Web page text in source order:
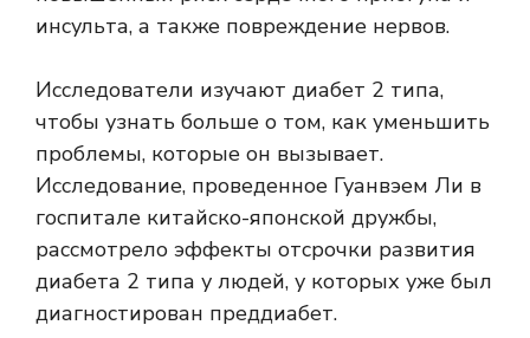
инсульта, а также повреждение нервов.
Исследователи изучают диабет 2 типа,
чтобы узнать больше о том, как уменьшить
проблемы, которые он вызывает.
Исследование, проведенное Гуанвэем Ли в
госпитале китайско-японской дружбы,
рассмотрело эффекты отсрочки развития
диабета 2 типа у людей, у которых уже был
диагностирован преддиабет.